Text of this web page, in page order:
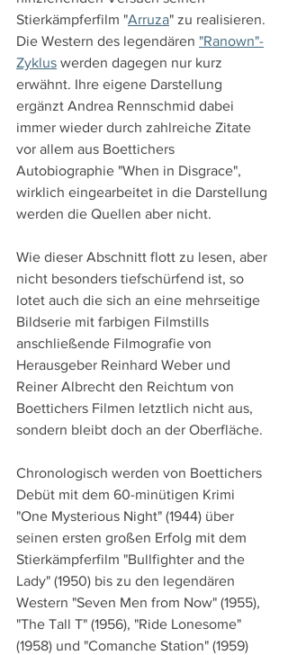
Stierkämpferfilm "Arruza" zu realisieren.
Die Western des legendären "Ranown"-
Zyklus werden dagegen nur kurz
erwähnt. Ihre eigene Darstellung
ergänzt Andrea Rennschmid dabei
immer wieder durch zahlreiche Zitate
vor allem aus Boettichers
Autobiographie "When in Disgrace",
wirklich eingearbeitet in die Darstellung
werden die Quellen aber nicht.
Wie dieser Abschnitt flott zu lesen, aber
nicht besonders tiefschürfend ist, so
lotet auch die sich an eine mehrseitige
Bildserie mit farbigen Filmstills
anschließende Filmografie von
Herausgeber Reinhard Weber und
Reiner Albrecht den Reichtum von
Boettichers Filmen letztlich nicht aus,
sondern bleibt doch an der Oberfläche.
Chronologisch werden von Boettichers
Debüt mit dem 60-minütigen Krimi
"One Mysterious Night" (1944) über
seinen ersten großen Erfolg mit dem
Stierkämpferfilm "Bullfighter and the
Lady" (1950) bis zu den legendären
Western "Seven Men from Now" (1955),
"The Tall T" (1956), "Ride Lonesome"
(1958) und "Comanche Station" (1959)